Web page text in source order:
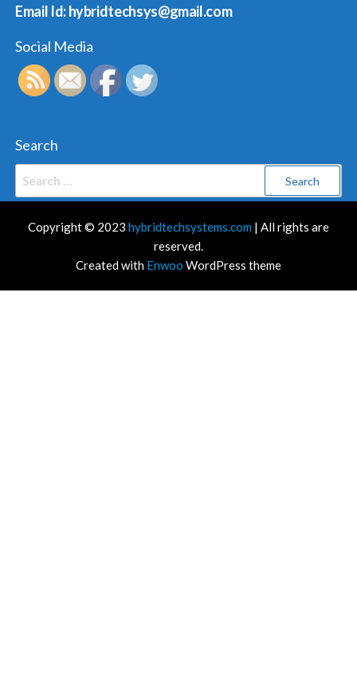
Email Id: hybridtechsys@gmail.com
Social Media
Search
Copyright © 2023 hybridtechsystems.com | All rights are
reserved.
Created with Enwoo WordPress theme